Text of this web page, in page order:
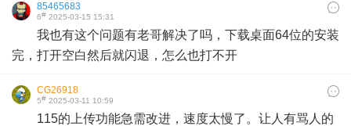
85465683
6# 2025-03-15 15:31
我也有这个问题有老哥解决了吗，下载桌面64位的安装
完，打开空白然后就闪退，怎么也打不开
CG26918
5# 2025-03-11 10:59
115的上传功能急需改进，速度太慢了。让人有骂人的